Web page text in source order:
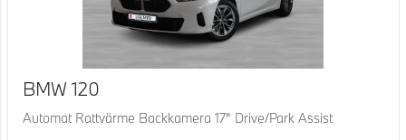
BMW 120
Automat Rattvärme Backkamera 17" Drive/Park Assist